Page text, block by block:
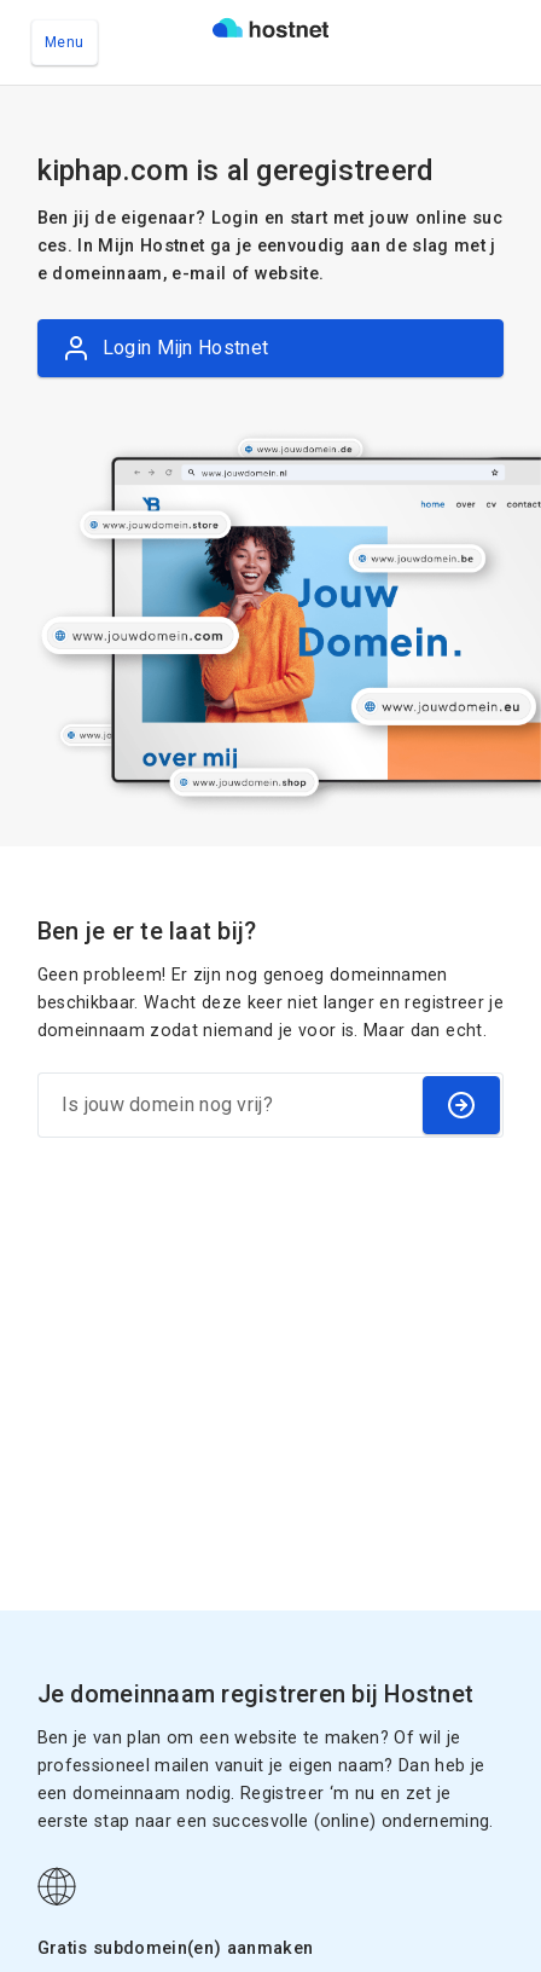
Menu
kiphap.com is al geregistreerd
Ben jij de eigenaar? Login en start met jouw online suc
ces. In Mijn Hostnet ga je eenvoudig aan de slag met j
e domeinnaam, e-mail of website.
Login Mijn Hostnet
Ben je er te laat bij?
Geen probleem! Er zijn nog genoeg domeinnamen
beschikbaar. Wacht deze keer niet langer en registreer je
domeinnaam zodat niemand je voor is. Maar dan echt.
Je domeinnaam registreren bij Hostnet
Ben je van plan om een website te maken? Of wil je
professioneel mailen vanuit je eigen naam? Dan heb je
een domeinnaam nodig. Registreer ‘m nu en zet je
eerste stap naar een succesvolle (online) onderneming.
Gratis subdomein(en) aanmaken